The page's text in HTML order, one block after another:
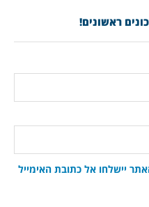
ראשונים!
יישלחו אל כתובת האימייל